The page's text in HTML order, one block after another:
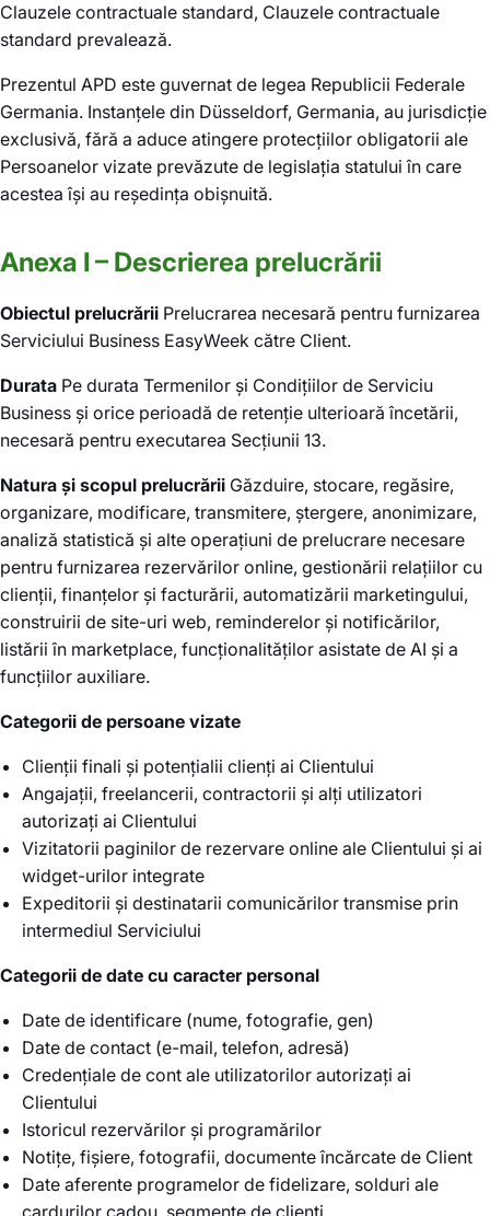
Clauzele contractuale standard, Clauzele contractuale
standard prevalează.
Prezentul APD este guvernat de legea Republicii Federale
Germania. Instanțele din Düsseldorf, Germania, au jurisdicție
exclusivă, fără a aduce atingere protecțiilor obligatorii ale
Persoanelor vizate prevăzute de legislația statului în care
acestea își au reședința obișnuită.
Anexa I – Descrierea prelucrării
Obiectul prelucrării Prelucrarea necesară pentru furnizarea
Serviciului Business EasyWeek către Client.
Durata Pe durata Termenilor și Condițiilor de Serviciu
Business și orice perioadă de retenție ulterioară încetării,
necesară pentru executarea Secțiunii 13.
Natura și scopul prelucrării Găzduire, stocare, regăsire,
organizare, modificare, transmitere, ștergere, anonimizare,
analiză statistică și alte operațiuni de prelucrare necesare
pentru furnizarea rezervărilor online, gestionării relațiilor cu
clienții, finanțelor și facturării, automatizării marketingului,
construirii de site-uri web, reminderelor și notificărilor,
listării în marketplace, funcționalităților asistate de AI și a
funcțiilor auxiliare.
Categorii de persoane vizate
Clienții finali și potențialii clienți ai Clientului
Angajații, freelancerii, contractorii și alți utilizatori
autorizați ai Clientului
Vizitatorii paginilor de rezervare online ale Clientului și ai
widget-urilor integrate
Expeditorii și destinatarii comunicărilor transmise prin
intermediul Serviciului
Categorii de date cu caracter personal
Date de identificare (nume, fotografie, gen)
Date de contact (e-mail, telefon, adresă)
Credențiale de cont ale utilizatorilor autorizați ai
Clientului
Istoricul rezervărilor și programărilor
Notițe, fișiere, fotografii, documente încărcate de Client
Date aferente programelor de fidelizare, solduri ale
cardurilor cadou, segmente de clienți